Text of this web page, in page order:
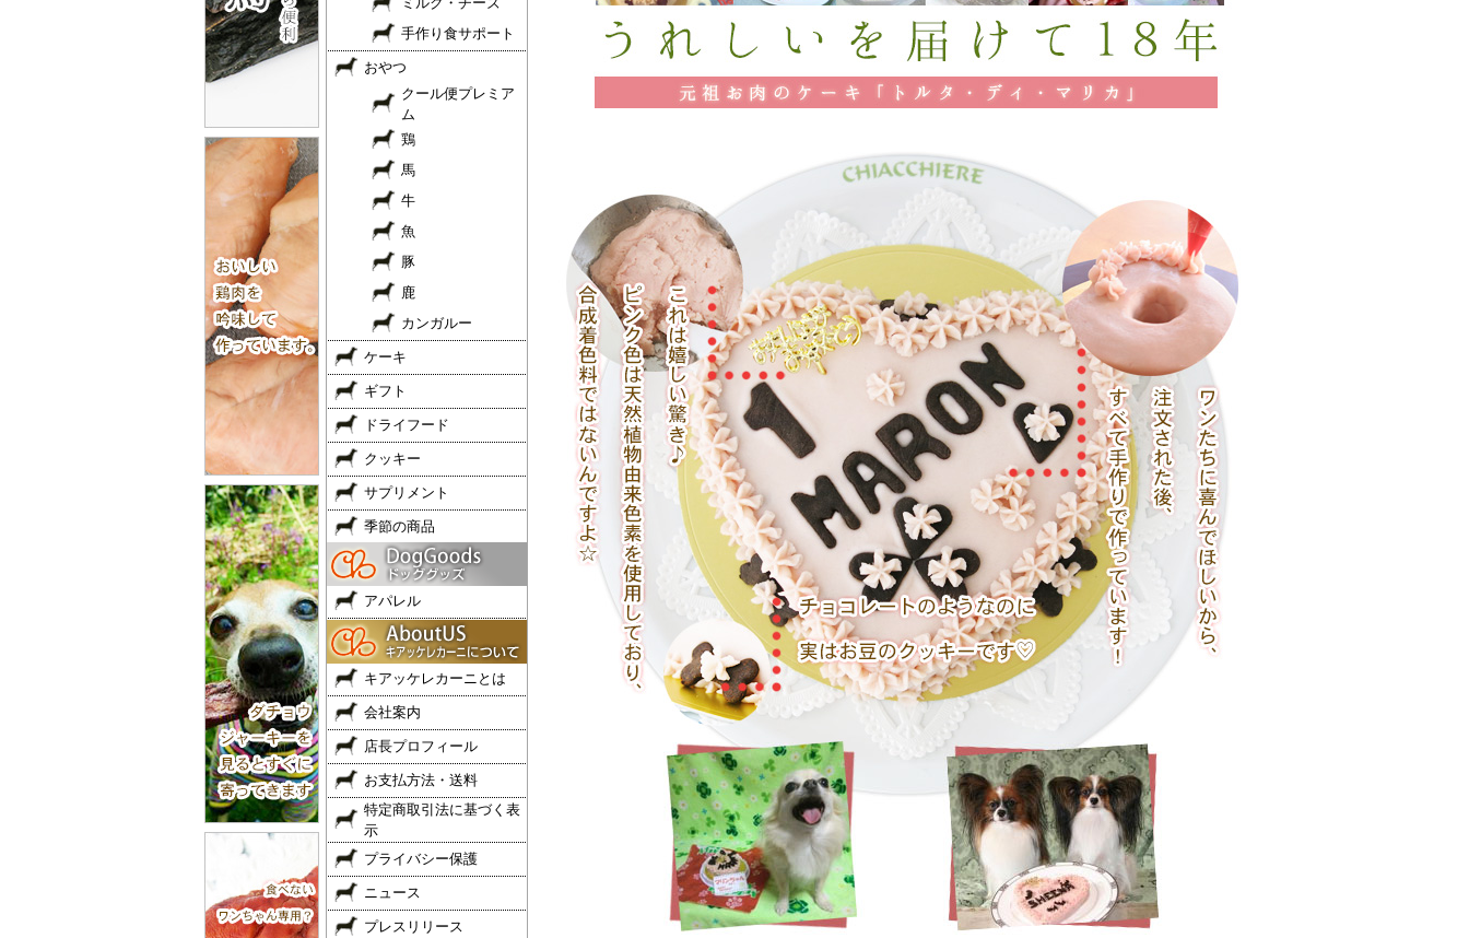
手作り食サポート
おやつ
クール便プレミア
ム
鶏
馬
牛
魚
豚
鹿
カンガルー
ケーキ
ギフト
ドライフード
クッキー
サプリメント
季節の商品
アパレル
キアッケレカーニとは
会社案内
店長プロフィール
お支払方法・送料
特定商取引法に基づく表
示
プライバシー保護
ニュース
プレスリリース